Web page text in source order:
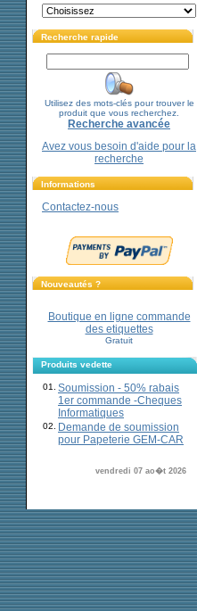
Recherche rapide
Utilisez des mots-clés pour trouver le
produit que vous recherchez.
Recherche avancée
Avez vous besoin d'aide pour la
recherche
Informations
Contactez-nous
Nouveautés ?
Boutique en ligne commande
des etiquettes
Gratuit
Produits vedette
01.
Soumission - 50% rabais
1er commande -Cheques
Informatiques
02.
Demande de soumission
pour Papeterie GEM-CAR
vendredi 07 ao�t 2026